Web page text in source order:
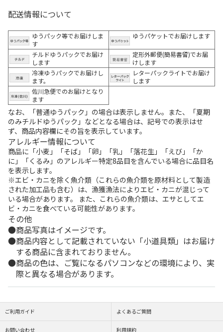
配送情報について
ゆうパック等でお届けしま
す
ゆうパケットでお届けします
チルドゆうパックでお届け
します
定形外郵便(簡易書留)でお届
けします
冷凍ゆうパックでお届けし
ます。
レターパックライトでお届け
します
佐川急便でのお届けとなり
ます
なお、「普通ゆうパック」の場合は表示しません。また、「夏期
のみチルドゆうパック」などとなる場合は、記号での表示はせ
ず、商品内容欄にその旨を表示しています。
アレルギー情報について
商品に「小麦」「そば」「卵」「乳」「落花生」「えび」「か
に」「くるみ」のアレルギー特定8品目を含んでいる場合に品目名
を表示します。
※エビ・カニを除く魚介類（これらの魚介類を原材料として製造
された加工品も含む）は、漁獲漁法によりエビ・カニが混じって
いる場合があります。 また、これらの魚介類は、エサとしてエ
ビ・カニを食べている可能性があります。
その他
商品写真はイメージです。
商品内容として記載されていない「小道具類」はお届け
する商品に含まれておりません。
商品の色は、ご覧になるパソコンなどの環境により、実
際と異なる場合があります。
ご利用ガイド よくあるご質問
お問い合わせ 利用規約